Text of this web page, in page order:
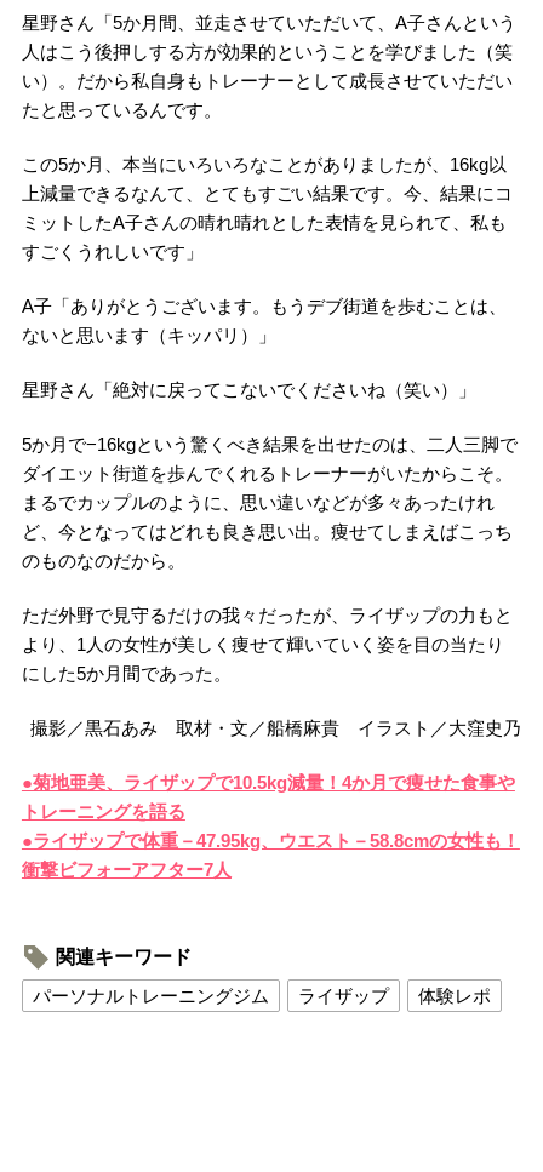
星野さん「5か月間、並走させていただいて、A子さんという
人はこう後押しする方が効果的ということを学びました（笑
い）。だから私自身もトレーナーとして成長させていただい
たと思っているんです。
この5か月、本当にいろいろなことがありましたが、16kg以
上減量できるなんて、とてもすごい結果です。今、結果にコ
ミットしたA子さんの晴れ晴れとした表情を見られて、私も
すごくうれしいです」
A子「ありがとうございます。もうデブ街道を歩むことは、
ないと思います（キッパリ）」
星野さん「絶対に戻ってこないでくださいね（笑い）」
5か月で−16kgという驚くべき結果を出せたのは、二人三脚で
ダイエット街道を歩んでくれるトレーナーがいたからこそ。
まるでカップルのように、思い違いなどが多々あったけれ
ど、今となってはどれも良き思い出。痩せてしまえばこっち
のものなのだから。
ただ外野で見守るだけの我々だったが、ライザップの力もと
より、1人の女性が美しく痩せて輝いていく姿を目の当たり
にした5か月間であった。
撮影／黒石あみ 取材・文／船橋麻貴 イラスト／大窪史乃
●菊地亜美、ライザップで10.5kg減量！4か月で痩せた食事や
トレーニングを語る
●ライザップで体重－47.95kg、ウエスト－58.8cmの女性も！
衝撃ビフォーアフター7人
関連キーワード
パーソナルトレーニングジム
ライザップ 体験レポ